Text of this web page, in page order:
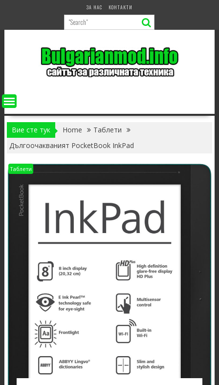
ЗА НАС КОНТАКТИ
Вие сте тук Home
Таблети
Дългоочакваният PocketBook InkPad
Таблети